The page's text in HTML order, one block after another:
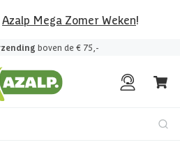
Azalp Mega Zomer Weken!
boven de € 75,-